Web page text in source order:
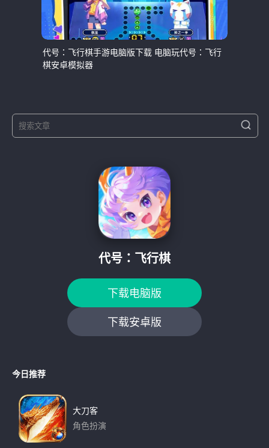
代号：飞行棋手游电脑版下载 电脑玩代号：飞行
棋安卓模拟器
e
S
e
代号：飞行棋
下载电脑版
下载安卓版
今日推荐
大刀客
角色扮演